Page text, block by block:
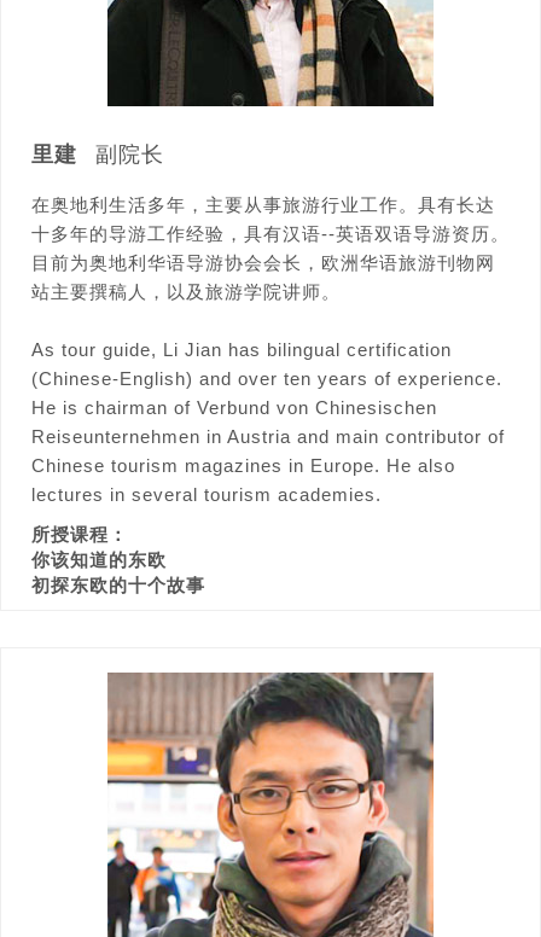
里建 副院长
在奥地利生活多年，主要从事旅游行业工作。具有长达
十多年的导游工作经验，具有汉语--英语双语导游资历。
目前为奥地利华语导游协会会长，欧洲华语旅游刊物网
站主要撰稿人，以及旅游学院讲师。
As tour guide, Li Jian has bilingual certification
(Chinese-English) and over ten years of experience.
He is chairman of Verbund von Chinesischen
Reiseunternehmen in Austria and main contributor of
Chinese tourism magazines in Europe. He also
lectures in several tourism academies.
所授课程：
你该知道的东欧
初探东欧的十个故事